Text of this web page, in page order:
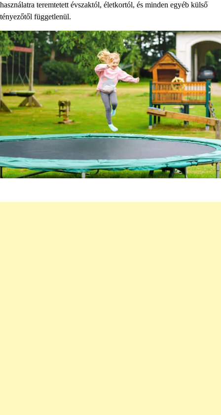
használatra teremtetett évszaktól, életkortól, és minden egyéb külső
tényezőtől függetlenül.